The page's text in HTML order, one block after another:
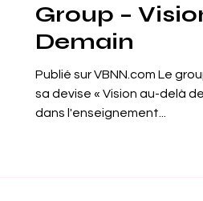
Group –
Demain
Publié sur VBNN.com Le
sa devise « Vision au-delà
dans l'enseignement...